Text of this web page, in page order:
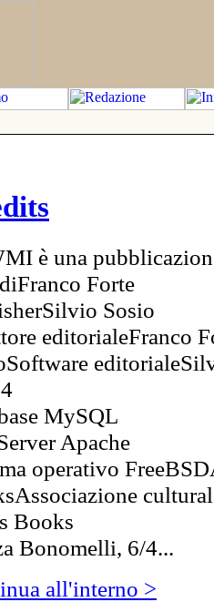
è una
Forte
Sosio
editorialeFranco
MySQL
Apache
operativo
Books
Bonomelli, 6/4...
all'interno >